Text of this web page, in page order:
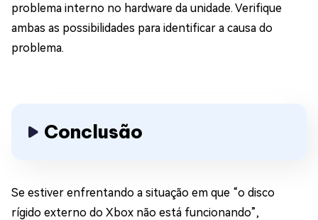
problema interno no hardware da unidade. Verifique
ambas as possibilidades para identificar a causa do
problema.
Conclusão
Se estiver enfrentando a situação em que “o disco
rígido externo do Xbox não está funcionando”,